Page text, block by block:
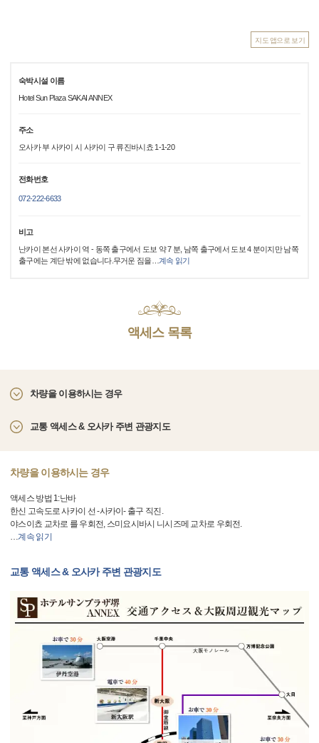
지도 앱으로 보기
숙박시설 이름
Hotel Sun Plaza SAKAI ANNEX
주소
오사카 부 사카이 시 사카이 구 류진바시쵸 1-1-20
전화번호
072-222-6633
비고
난카이 본선 사카이 역 - 동쪽 출구에서 도보 약 7 분, 남쪽 출구에서 도보 4 분이지만 남쪽
출구에는 계단 밖에 없습니다.무거운 짐을… 계속 읽기
액세스 목록
차량을 이용하시는 경우
교통 액세스 & 오사카 주변 관광지도
차량을 이용하시는 경우
액세스 방법 1:난바
한신 고속도로 사카이 선 -사카이- 출구 직진.
야스이쵸 교차로 를 우회전, 스미요시바시 니시즈메 교차로 우회전.
…계속 읽기
교통 액세스 & 오사카 주변 관광지도